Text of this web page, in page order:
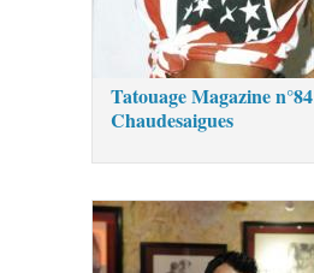
Tatouage Magazine
Chaudesaigues